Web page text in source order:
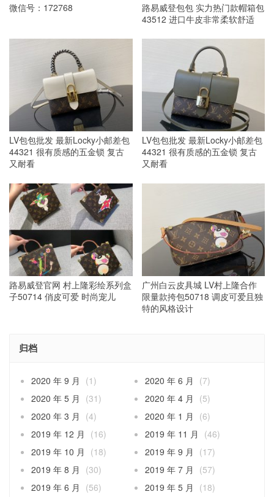
微信号：172768
路易威登包包 实力热门款帽箱包
43512 进口牛皮非常柔软舒适
LV包包批发 最新Locky小邮差包
44321 很有质感的五金锁 复古
又耐看
LV包包批发 最新Locky小邮差包
44321 很有质感的五金锁 复古
又耐看
路易威登官网 村上隆彩绘系列盒
子50714 俏皮可爱 时尚宠儿
广州白云皮具城 LV村上隆合作
限量款挎包50718 调皮可爱且独
特的风格设计
归档
2020 年 9 月 (1) 2020 年 6 月
(7)
2020 年 5 月
(31) 2020 年 4 月
(5)
2020 年 3 月
(4) 2020 年 1 月
(6)
2019 年 12 月
(16) 2019 年 11 月
(46)
2019 年 10 月
(18) 2019 年 9 月
(17)
2019 年 8 月
(30) 2019 年 7 月
(57)
2019 年 6 月
(56) 2019 年 5 月
(18)